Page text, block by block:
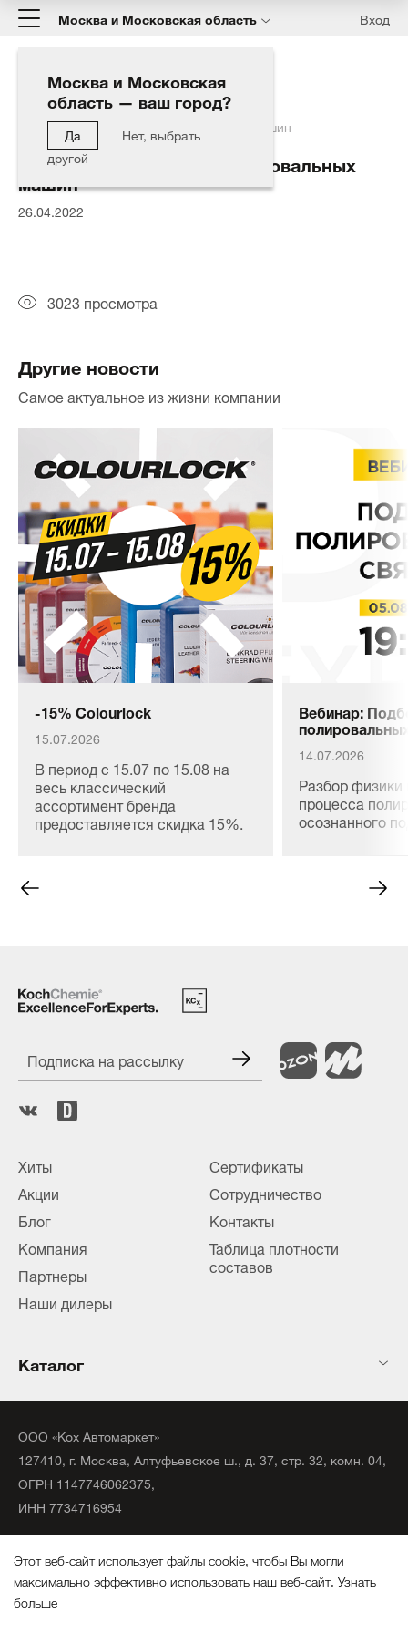
Москва и Московская область
Москва и Московская
область — ваш город?
Да
Нет, выбрать
другой
Вход
Главная Блог
Расширение линейки полировальных машин
3023 просмотра
Расширение линейки полировальных
машин
26.04.2022
Другие новости
Самое актуальное из жизни компании
-15% Colourlock
15.07.2026
В период с 15.07 по 15.08 на
весь классический
ассортимент бренда
предоставляется скидка 15%.
Вебинар:
14.07.2026
Разбор
процесса
осознанного
ЛКП любой
Подписка на рассылку
Хиты
Акции
Блог
Компания
Партнеры
Наши дилеры
Сертификаты
Сотрудничество
Контакты
Таблица плотности
составов
Каталог
ООО «Кох Автомаркет»
127410, г. Москва, Алтуфьевское ш., д. 37, стр. 32, комн. 04,
ОГРН 1147746062375,
ИНН 7734716954
Все права защищены.
Политика конфиденциальности
Этот веб-сайт использует файлы cookie, чтобы Вы могли
максимально эффективно использовать наш веб-сайт.Узнать
больше